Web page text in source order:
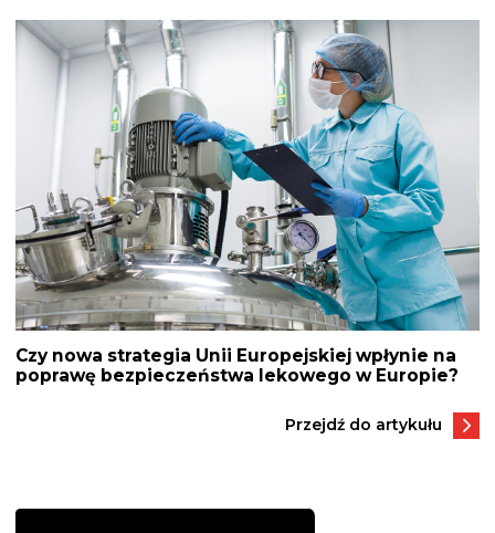
Nawigacja
wpisu
Przejdź do artykułu
Czy nowa strategia Unii Europejskiej wpłynie na
poprawę bezpieczeństwa lekowego w Europie?